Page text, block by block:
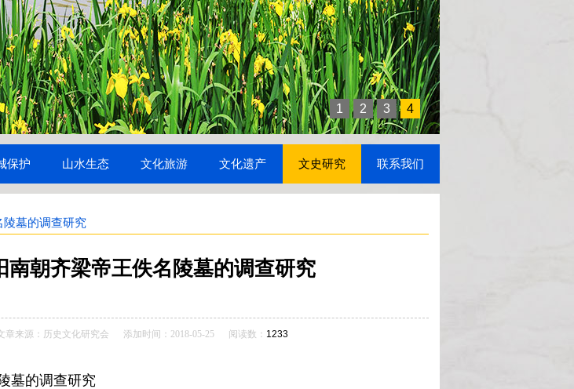
1 2 3 4
保护 山水生态 文化旅游 文化遗产 文史研究 联系我们
墓的调查研究
南朝齐梁帝王佚名陵墓的调查研究
章来源：历史文化研究会 添加时间：2018-05-25 阅读数： 1233
墓的调查研究